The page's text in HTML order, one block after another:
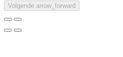
Volgende arrow_forward